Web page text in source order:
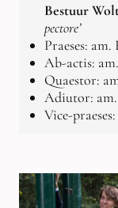
Bestuur
pectore’
Praeses:
Ab-actis:
Quaestor:
Adiutor:
Vice-